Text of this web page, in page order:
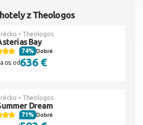
z Theologos
• Theologos
Bay
Dobré
74%
os. od636 €
• Theologos
Dream
Dobré
71%